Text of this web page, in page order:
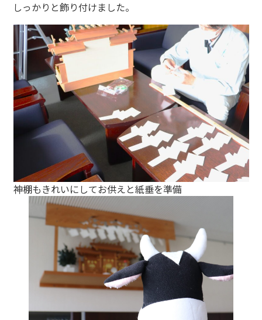
しっかりと飾り付けました。
神棚もきれいにしてお供えと紙垂を準備